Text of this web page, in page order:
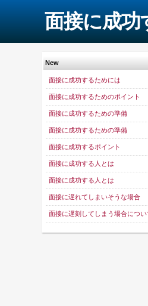
面接に成功
New
面接に成功するためには
面接に成功するためのポイント
面接に成功するための準備
面接に成功するための準備
面接に成功するポイント
面接に成功する人とは
面接に成功する人とは
面接に遅れてしまいそうな場合
面接に遅刻してしまう場合につい